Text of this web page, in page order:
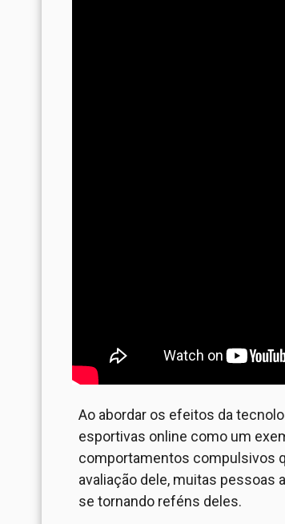
Ao abordar os efeitos da
esportivas online como um
comportamentos compulsivos
avaliação dele, muitas
se tornando reféns deles.